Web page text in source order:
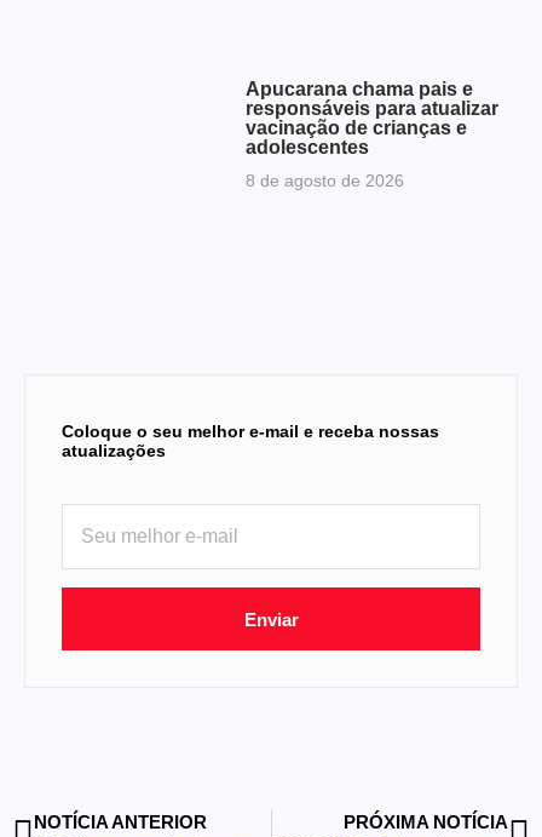
Apucarana chama pais e
responsáveis para atualizar
vacinação de crianças e
adolescentes
8 de agosto de 2026
Coloque o seu melhor e-mail e receba nossas
atualizações
Enviar
NOTÍCIA ANTERIOR PRÓXIMA NOTÍCIA